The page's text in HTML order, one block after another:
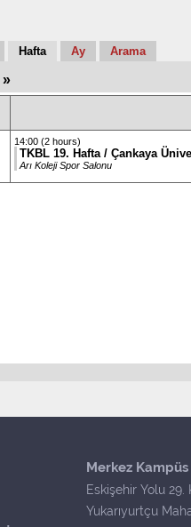
Hafta Ay Arama
»
14:00 (2 hours)
TKBL 19. Hafta / Çankaya
Arı Koleji Spor Salonu
Merkez Kampüs
Eskişehir Yolu 29.
Yukarıyurtçu